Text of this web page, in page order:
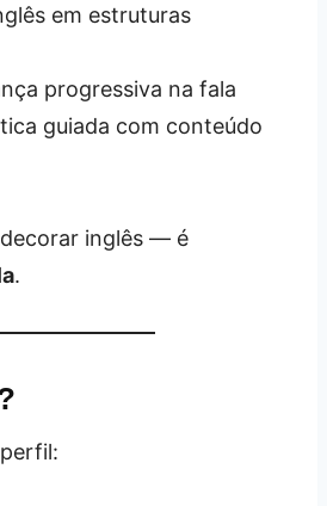
em estruturas
progressiva na fala
guiada com conteúdo
inglês — é
.